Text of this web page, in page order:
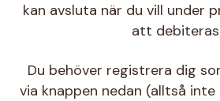
kan avsluta när du vill under
att
Du behöver registrera dig
via knappen nedan (alltså